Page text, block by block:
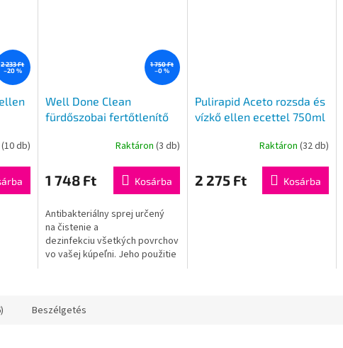
2 233 Ft
–20 %
(10 db)
1 750 Ft
–0 %
Well Done Clean
fürdőszobai fertőtlenítő
Raktáron (3 db)
1 748 Ft Kosárba
Antibakteriálny sprej určený
na čistenie a
dezinfekciu všetkých povrchov
vo vašej kúpeľni. Jeho použitie
Pulirapid Aceto rozsda és
vízkő ellen ecettel 750ml
Raktáron(32 db)
2 275 Ft Kosárba
Beszélgetés